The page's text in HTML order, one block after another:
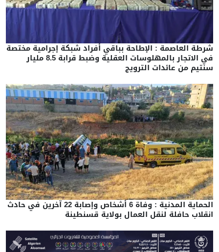
شرطة العاصمة : الإطاحة بباقي أفراد شبكة إجرامية مختصة
في الاتجار بالمهلوسات العقلية وضبط قرابة 8.5 مليار
سنتيم من عائدات الترويج
الحماية المدنية : وفاة 6 أشخاص وإصابة 22 آخرين في حادث
انقلاب حافلة لنقل العمال بولاية قسنطينة